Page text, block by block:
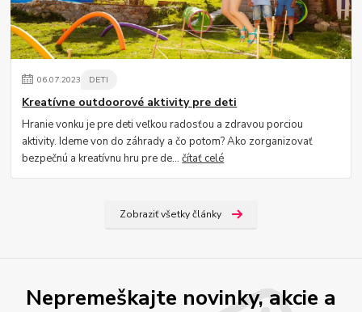
06.07.2023 DETI
Kreatívne outdoorové aktivity pre deti
Hranie vonku je pre deti veľkou radosťou a zdravou porciou
aktivity. Ideme von do záhrady a čo potom? Ako zorganizovať
bezpečnú a kreatívnu hru pre de...čítať celé
Zobraziť všetky články
Nepremeškajte novinky, akcie a